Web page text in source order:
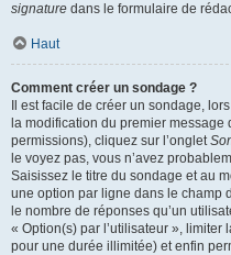
signature dans le formulaire de
Haut
Comment créer un sondage ?
Il est facile de créer un sondage,
la modification du premier message
permissions), cliquez sur l’onglet
le voyez pas, vous n’avez
Saisissez le titre du sondage et au
une option par ligne dans le champ
le nombre de réponses qu’un
« Option(s) par l’utilisateur »,
pour une durée illimitée) et enfin